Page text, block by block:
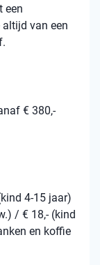
een
van een
€ 380,-
4-15 jaar)
/ € 18,- (kind
en koffie